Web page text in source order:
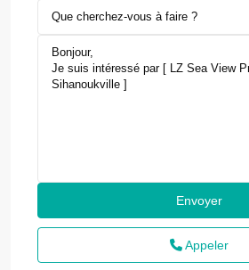
Que cherchez-vous à faire ?
Appeler